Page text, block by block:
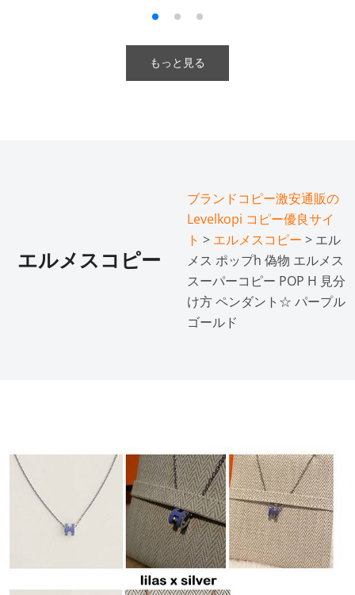
もっと見る
エルメスコピー
ブランドコピー激安通販の
Levelkopi コピー優良サイ
ト > エルメスコピー > エル
メス ポップh 偽物 エルメス
スーパーコピー POP H 見分
け方 ペンダント☆ パープル
ゴールド